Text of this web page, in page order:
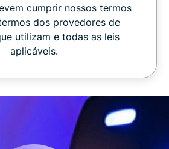
cumprir nossos termos
dos provedores de
utilizam e todas as leis
aplicáveis.